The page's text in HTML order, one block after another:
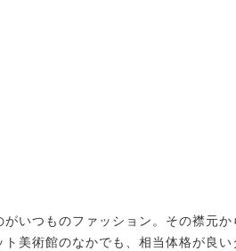
いつものファッション。その襟元か
美術館のなかでも、相当体格が良